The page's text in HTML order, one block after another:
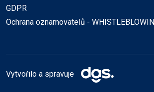
GDPR
Ochrana oznamovatelů -
Vytvořilo a spravuje